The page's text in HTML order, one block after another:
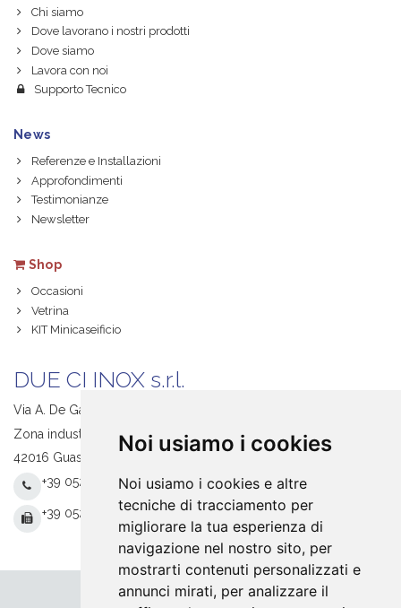
Noi usiamo i cookies
Noi usiamo i cookies e altre
tecniche di tracciamento per
migliorare la tua esperienza di
navigazione nel nostro sito, per
mostrarti contenuti personalizzati e
annunci mirati, per analizzare il
Chi siamo
Dove lavorano i nostri prodotti
Dove siamo
Lavora con noi
Supporto Tecnico
News
Referenze e Installazioni
Approfondimenti
Testimonianze
Newsletter
Shop
Occasioni
Vetrina
KIT Minicaseificio
DUE CI INOX s.r.l.
Via A. De Gasperi, 1
Zona industriale S. Giacomo
42016 Guastalla (RE) Italy
+39 0522 831205
+39 0522 831093